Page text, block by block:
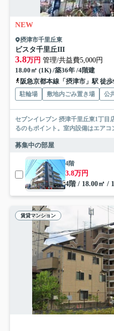
NEW
摂津市千里丘東
ビスタ千里丘III
3.8万円 管理/共益費5,000円
18.00㎡ (1K) /築36年 /4階建
阪急京都本線「摂津市」駅 徒
駐輪場 敷地内ごみ置き場 公
セブンイレブン 摂津千里丘東1丁目
るのもポイント。室内設備はエアコ
募集中の部屋
4階
3.8万円
4階 / 18.00㎡ /
賃貸マンション